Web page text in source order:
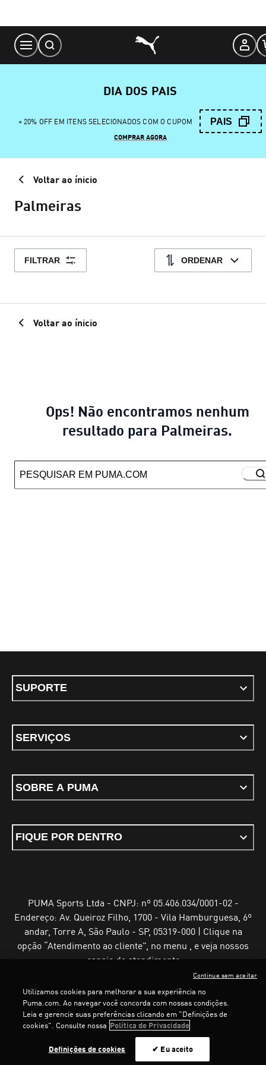
Content
DIA DOS PAIS
+ 20% OFF EM ITENS SELECIONADOS COM O CUPOM PAIS
COMPRAR AGORA
Voltar ao ínicio
Palmeiras
FILTRAR ORDENAR
Voltar ao ínicio
Ops! Não encontramos nenhum
resultado para Palmeiras.
SUPORTE
SERVIÇOS
SOBRE A PUMA
FIQUE POR DENTRO
PUMA Sports Ltda - CNPJ: nº 05.406.034/0001-02 -
Endereço: Av. Queiroz Filho, 1700 - Vila Hamburguesa, 6º
andar, Torre A, São Paulo - SP, 05319-000 | Clique na
opção “Atendimento ao cliente”, no menu , e veja nossos
canais de atendimento
Termos e Condições de UsoPolítica de Privacidade
Configurador de cookies
PUMA, 2025. Todos os direitos reservados
Utilizamos cookies para melhorar a sua experiência no
Puma.com. Ao navegar você concorda com nossas condições.
Leia e gerencie suas preferências clicando em "Definições de
cookies". Consulte nossa Política de Privacidade
Definições de cookies ✔ Eu aceito
Continue sem aceitar